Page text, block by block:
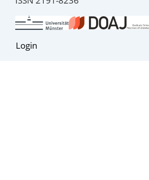
Login